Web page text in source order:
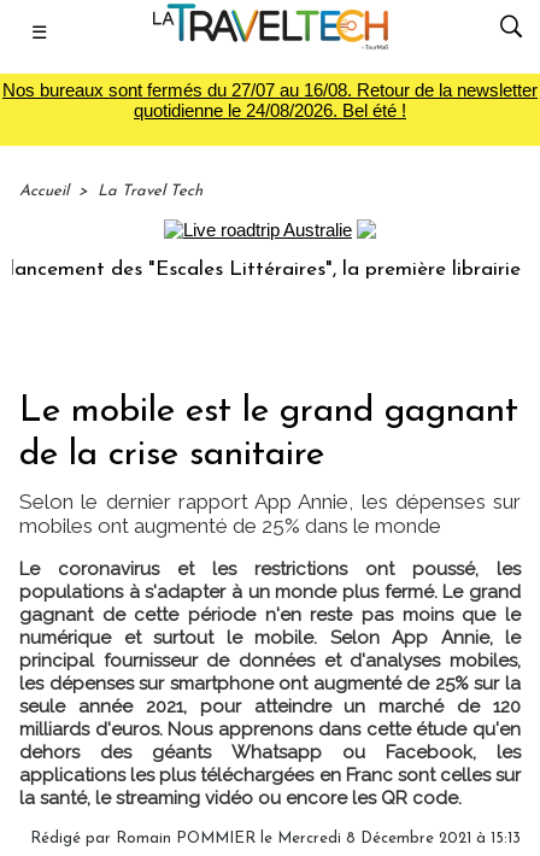
☰
Nos bureaux sont fermés du 27/07 au 16/08. Retour de la newsletter
quotidienne le 24/08/2026. Bel été !
Accueil > La Travel Tech
des "Escales Littéraires", la première librairie du
Le mobile est le grand gagnant
de la crise sanitaire
Selon le dernier rapport App Annie, les dépenses sur
mobiles ont augmenté de 25% dans le monde
Le coronavirus et les restrictions ont poussé, les
populations à s'adapter à un monde plus fermé. Le grand
gagnant de cette période n'en reste pas moins que le
numérique et surtout le mobile. Selon App Annie, le
principal fournisseur de données et d'analyses mobiles,
les dépenses sur smartphone ont augmenté de 25% sur la
seule année 2021, pour atteindre un marché de 120
milliards d'euros. Nous apprenons dans cette étude qu'en
dehors des géants Whatsapp ou Facebook, les
applications les plus téléchargées en Franc sont celles sur
la santé, le streaming vidéo ou encore les QR code.
Rédigé par Romain POMMIER le Mercredi 8 Décembre 2021 à 15:13